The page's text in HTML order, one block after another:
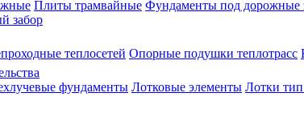
Плиты трамвайные Фундаменты под дорожные
забор
теплосетей Опорные подушки теплотрасс
фундаменты Лотковые элементы Лотки